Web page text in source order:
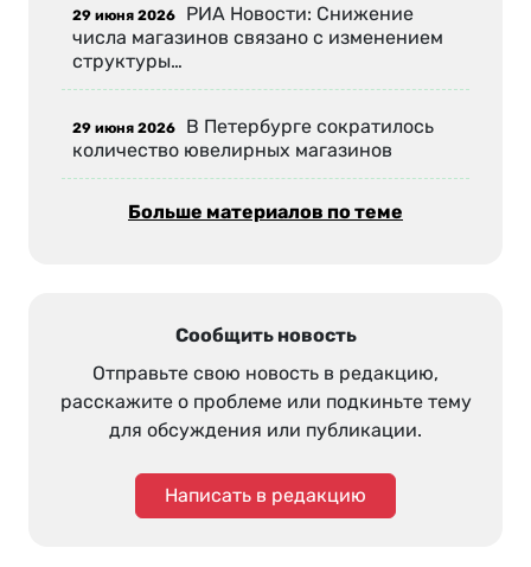
29 июня 2026 РИА Новости: Снижение
числа магазинов связано с изменением
структуры…
29 июня 2026 В Петербурге сократилось
количество ювелирных магазинов
Больше материалов по теме
Сообщить новость
Отправьте свою новость в редакцию,
расскажите о проблеме или подкиньте тему
для обсуждения или публикации.
Написать в редакцию